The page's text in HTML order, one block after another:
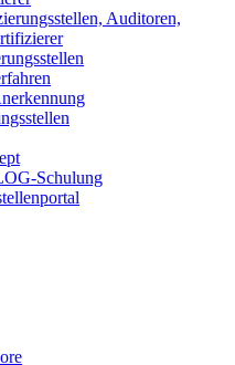
Auditoren,
Schulung